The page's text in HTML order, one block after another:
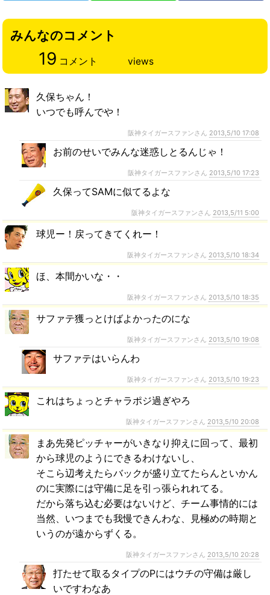
みんなのコメント
19 コメント views
久保ちゃん！
いつでも呼んでや！
阪神タイガースファンさん 2013,5/10 17:08
お前のせいでみんな迷惑しとるんじゃ！
阪神タイガースファンさん 2013,5/10 17:23
久保ってSAMに似てるよな
阪神タイガースファンさん 2013,5/11 5:00
球児ー！戻ってきてくれー！
阪神タイガースファンさん 2013,5/10 18:34
ほ、本間かいな・・
阪神タイガースファンさん 2013,5/10 18:35
サファテ獲っとけばよかったのにな
阪神タイガースファンさん 2013,5/10 19:08
サファテはいらんわ
阪神タイガースファンさん 2013,5/10 19:23
これはちょっとチャラポジ過ぎやろ
阪神タイガースファンさん 2013,5/10 20:08
まあ先発ピッチャーがいきなり抑えに回って、最初
から球児のようにできるわけないし、
そこら辺考えたらバックが盛り立てたらんといかん
のに実際には守備に足を引っ張られれてる。
だから落ち込む必要はないけど、チーム事情的には
当然、いつまでも我慢できんわな、見極めの時期と
いうのが遠からずくる。
阪神タイガースファンさん 2013,5/10 20:28
打たせて取るタイプのPにはウチの守備は厳し
いですわなあ